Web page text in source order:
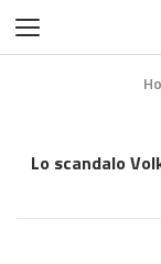
Lo scandalo